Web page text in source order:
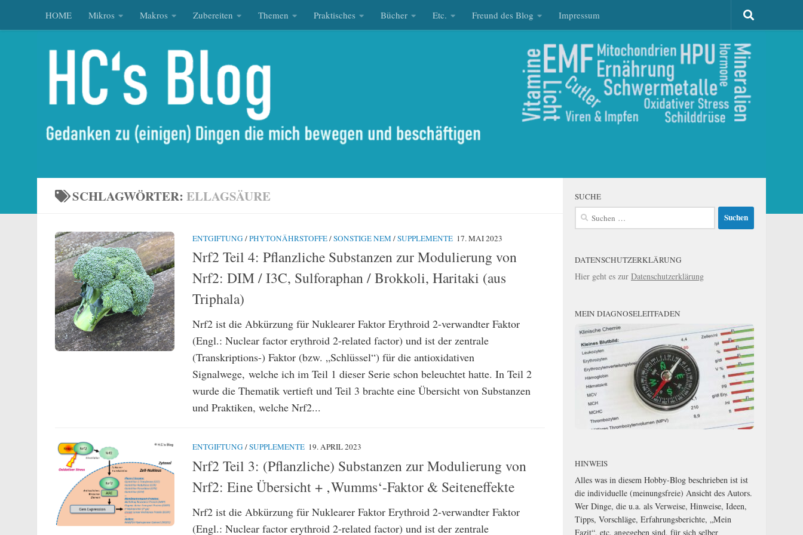
Zum Inhalt springen
HOME Mikros Makros Zubereiten Themen Praktisches Bücher Etc. Freund des Blog Impressum
SCHLAGWÖRTER: ELLAGSÄURE
ENTGIFTUNG /PHYTONÄHRSTOFFE/SONSTIGE NEM /SUPPLEMENTE 17. MAI 2023
Nrf2 Teil 4: Pflanzliche Substanzen zur Modulierung von
Nrf2: DIM / I3C, Sulforaphan / Brokkoli, Haritaki (aus
Triphala)
Nrf2 ist die Abkürzung für Nuklearer Faktor Erythroid 2-verwandter Faktor
(Engl.: Nuclear factor erythroid 2-related factor) und ist der zentrale
(Transkriptions-) Faktor (bzw. „Schlüssel“) für die antioxidativen
Signalwege, welche ich im Teil 1 dieser Serie schon beleuchtet hatte. In Teil 2
wurde die Thematik vertieft und Teil 3 brachte eine Übersicht von Substanzen
und Praktiken, welche Nrf2...
ENTGIFTUNG /SUPPLEMENTE 19. APRIL 2023
Nrf2 Teil 3: (Pflanzliche) Substanzen zur Modulierung von
Nrf2: Eine Übersicht + ‚Wumms‘-Faktor & Seiteneffekte
Nrf2 ist die Abkürzung für Nuklearer Faktor Erythroid 2-verwandter Faktor
(Engl.: Nuclear factor erythroid 2-related factor) und ist der zentrale
SUCHE
Suchen
DATENSCHUTZERKLÄRUNG
Hier geht es zur Datenschutzerklärung
MEIN DIAGNOSELEITFADEN
HINWEIS
Alles was in diesem Hobby-Blog beschrieben ist ist
die individuelle (meinungsfreie) Ansicht des Autors.
Wer Dinge, die u.a. als Verweise, Hinweise, Ideen,
Tipps, Vorschläge, Erfahrungsberichte, „Mein
Fazit“, etc. angegeben sind, für sich selber